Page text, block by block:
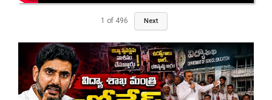
1 of 496 Next